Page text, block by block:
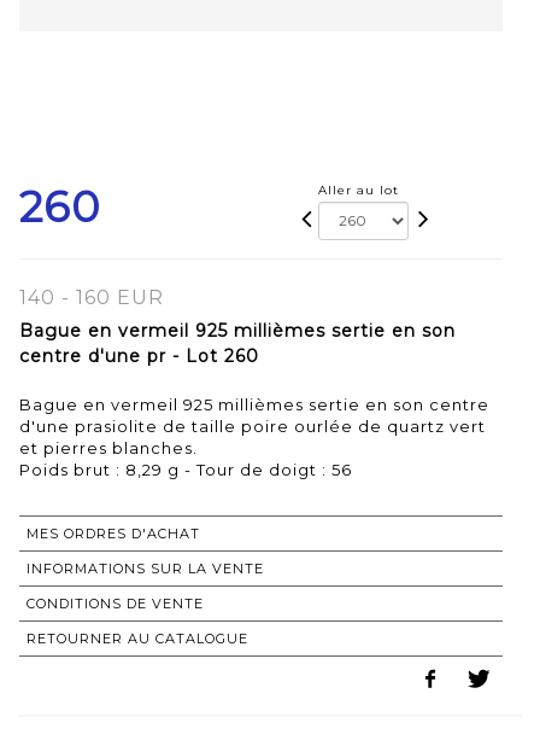
260 Aller au lot
140 - 160 EUR
Bague en vermeil 925 millièmes sertie en son
centre d'une pr - Lot 260
Bague en vermeil 925 millièmes sertie en son centre
d'une prasiolite de taille poire ourlée de quartz vert
et pierres blanches.
Poids brut : 8,29 g - Tour de doigt : 56
MES ORDRES D'ACHAT
INFORMATIONS SUR LA VENTE
CONDITIONS DE VENTE
RETOURNER AU CATALOGUE